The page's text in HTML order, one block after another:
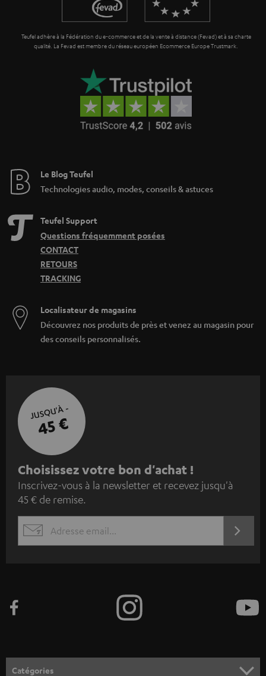
Teufel adhère à la Fédération du e-commerce et de la vente à distance (Fevad) et à sa charte
qualité. La Fevad est membre du réseau européen Ecommerce Europe Trustmark.
Le Blog Teufel
Technologies audio, modes, conseils & astuces
Teufel Support
Questions fréquemment posées
CONTACT
RETOURS
TRACKING
Localisateur de magasins
Découvrez nos produits de près et venez au magasin pour
des conseils personnalisés.
JUSQU'À -
45 €
I
n
s
c
z
o
Choisissez votre bon d'achat !
Inscrivez-vous à la newsletter et recevez jusqu'à
45 € de remise.
EMAIL
Catégories